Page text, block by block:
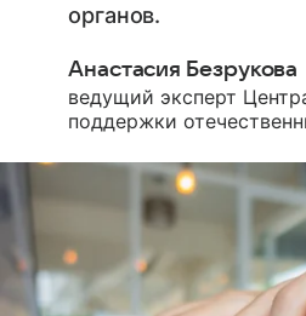
органов.
Анастасия Безрукова
ведущий эксперт
поддержки